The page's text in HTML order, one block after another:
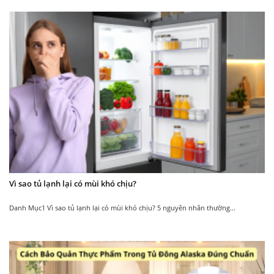
Quạt
có 2 chế độ gió: nhẹ và
mạnh
Chọn chế độ tùy ý.
Làm giảm sự trao đổi
nhiệt
Tiết kiệm năng lượng cho
máy lạnh.
Tạo ra
với bên ngoài.
Vì sao tủ lạnh lại có mùi khó chịu?
Danh Mục1 Vì sao tủ lạnh lại có mùi khó chịu? 5 nguyên nhân thường...